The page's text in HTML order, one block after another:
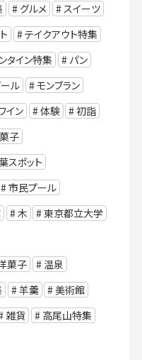
グルメ
スイーツ
テイクアウト特集
タイン特集
パン
ル
モンブラン
イン 体験
初詣
子
スポット
市民プール
木
東京都立大学
菓子
温泉
羊羹
美術館
雑貨
高尾山特集